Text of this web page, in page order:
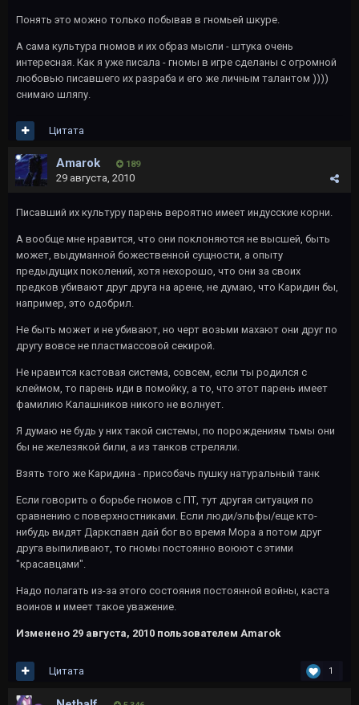
Понять это можно только побывав в гномьей шкуре.
А сама культура гномов и их образ мысли - штука очень
интересная. Как я уже писала - гномы в игре сделаны с огромной
любовью писавшего их разраба и его же личным талантом ))))
снимаю шляпу.
Цитата
Amarok 189
29 августа, 2010
Писавший их культуру парень вероятно имеет индусские корни.
А вообще мне нравится, что они поклоняются не высшей, быть
может, выдуманной божественной сущности, а опыту
предыдущих поколений, хотя нехорошо, что они за своих
предков убивают друг друга на арене, не думаю, что Каридин бы,
например, это одобрил.
Не быть может и не убивают, но черт возьми махают они друг по
другу вовсе не пластмассовой секирой.
Не нравится кастовая система, совсем, если ты родился с
клеймом, то парень иди в помойку, а то, что этот парень имеет
фамилию Калашников никого не волнует.
Я думаю не будь у них такой системы, по порождениям тьмы они
бы не железякой били, а из танков стреляли.
Взять того же Каридина - присобачь пушку натуральный танк
Если говорить о борьбе гномов с ПТ, тут другая ситуация по
сравнению с поверхностниками. Если люди/эльфы/еще кто-
нибудь видят Даркспавн дай бог во время Мора а потом друг
друга выпиливают, то гномы постоянно воюют с этими
"красавцами".
Надо полагать из-за этого состояния постоянной войны, каста
воинов и имеет такое уважение.
Изменено 29 августа, 2010 пользователем Amarok
1
Цитата